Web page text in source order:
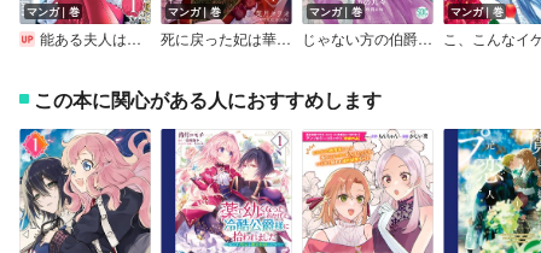
マンガ｜巻
能ある夫人は離縁届けを叩きつける
マンガ｜巻
死に戻った妃は華麗なる復讐を遂げる
マンガ｜巻
じゃない方の伯爵令嬢 人違いで求婚されたので破談にして差し上げます【単行本版】【電子限定特典付き】
マンガ｜巻
この本に関心がある人におすすめします